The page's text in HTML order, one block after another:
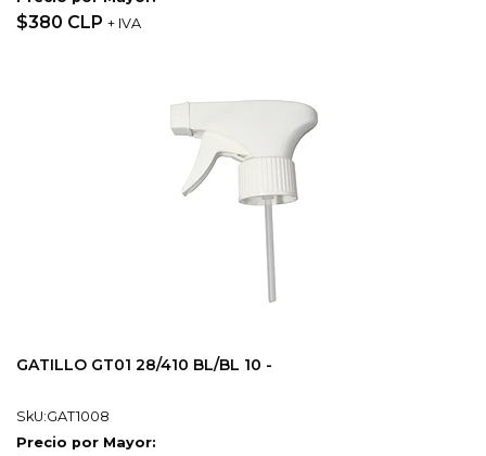
$380 CLP + IVA
GATILLO GT01 28/410 BL/BL 10 -
SkU:GAT1008
Precio por Mayor: